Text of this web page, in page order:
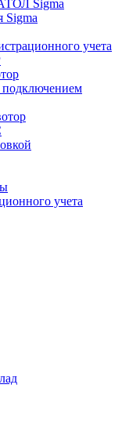
Sigma
Sigma
учета
подключением
учета